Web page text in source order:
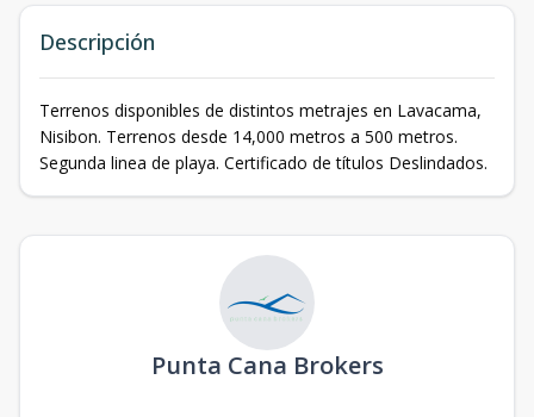
Descripción
Terrenos disponibles de distintos metrajes en Lavacama,
Nisibon. Terrenos desde 14,000 metros a 500 metros.
Segunda linea de playa. Certificado de títulos Deslindados.
Punta Cana Brokers